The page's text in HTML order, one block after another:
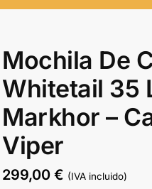
Mochila De
Whitetail 35
Markhor –
Viper
299,00€ (IVA incluido)